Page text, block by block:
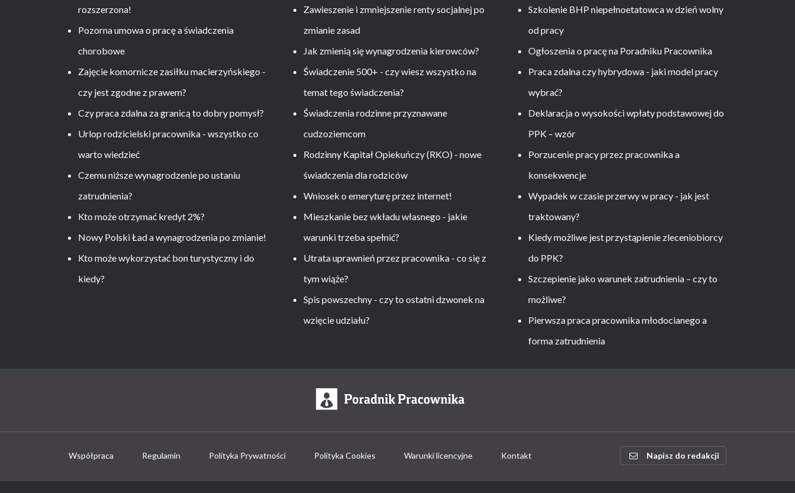
rozszerzona!
Pozorna umowa o pracę a świadczenia
chorobowe
Zajęcie komornicze zasiłku macierzyńskiego -
czy jest zgodne z prawem?
Czy praca zdalna za granicą to dobry pomysł?
Urlop rodzicielski pracownika - wszystko co
warto wiedzieć
Czemu niższe wynagrodzenie po ustaniu
zatrudnienia?
Kto może otrzymać kredyt 2%?
Nowy Polski Ład a wynagrodzenia po zmianie!
Kto może wykorzystać bon turystyczny i do
kiedy?
Zawieszenie i zmniejszenie renty socjalnej po
zmianie zasad
Jak zmienią się wynagrodzenia kierowców?
Świadczenie 500+ - czy wiesz wszystko na
temat tego świadczenia?
Świadczenia rodzinne przyznawane
cudzoziemcom
Rodzinny Kapitał Opiekuńczy (RKO) - nowe
świadczenia dla rodziców
Wniosek o emeryturę przez internet!
Mieszkanie bez wkładu własnego - jakie
warunki trzeba spełnić?
Utrata uprawnień przez pracownika - co się z
tym wiąże?
Spis powszechny - czy to ostatni dzwonek na
wzięcie udziału?
Szkolenie BHP niepełnoetatowca w dzień wolny
od pracy
Ogłoszenia o pracę na Poradniku Pracownika
Praca zdalna czy hybrydowa - jaki model pracy
wybrać?
Deklaracja o wysokości wpłaty podstawowej do
PPK – wzór
Porzucenie pracy przez pracownika a
konsekwencje
Wypadek w czasie przerwy w pracy - jak jest
traktowany?
Kiedy możliwe jest przystąpienie zleceniobiorcy
do PPK?
Szczepienie jako warunek zatrudnienia – czy to
możliwe?
Pierwsza praca pracownika młodocianego a
forma zatrudnienia
Współpraca Regulamin Polityka Prywatności Polityka Cookies Warunki licencyjne Kontakt Napisz do redakcji